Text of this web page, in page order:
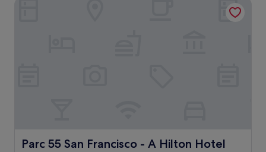
Parc 55 San Francisco - A Hilton Hotel
Parc 55 San Francisco - A Hilton Hotel